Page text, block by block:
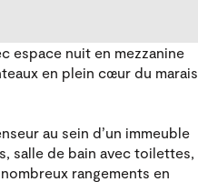
espace nuit en mezzanine
en plein cœur du marais
au sein d’un immeuble
salle de bain avec toilettes,
rangements en